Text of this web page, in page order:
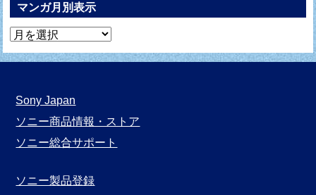
マンガ月別表示
マ
ン
月
別
表
Sony Japan
ソニー商品情報・ストア
ソニー総合サポート
ソニー製品登録